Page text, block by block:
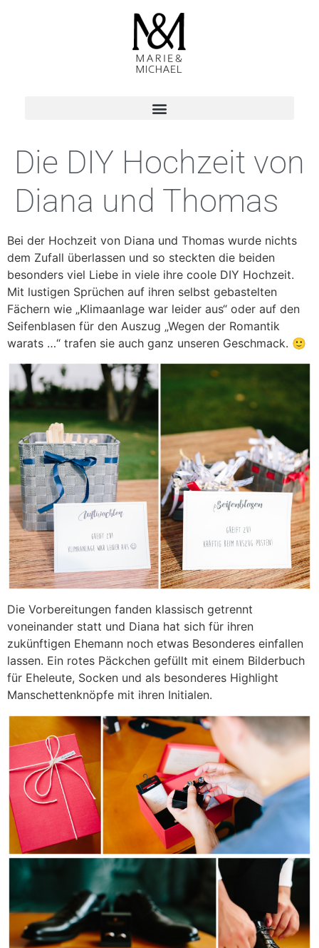
Die DIY Hochzeit von
Diana und Thomas
Bei der Hochzeit von Diana und Thomas wurde nichts
dem Zufall überlassen und so steckten die beiden
besonders viel Liebe in viele ihre coole DIY Hochzeit.
Mit lustigen Sprüchen auf ihren selbst gebastelten
Fächern wie „Klimaanlage war leider aus“ oder auf den
Seifenblasen für den Auszug „Wegen der Romantik
warats …“ trafen sie auch ganz unseren Geschmack. 🙂
Die Vorbereitungen fanden klassisch getrennt
voneinander statt und Diana hat sich für ihren
zukünftigen Ehemann noch etwas Besonderes einfallen
lassen. Ein rotes Päckchen gefüllt mit einem Bilderbuch
für Eheleute, Socken und als besonderes Highlight
Manschettenknöpfe mit ihren Initialen.